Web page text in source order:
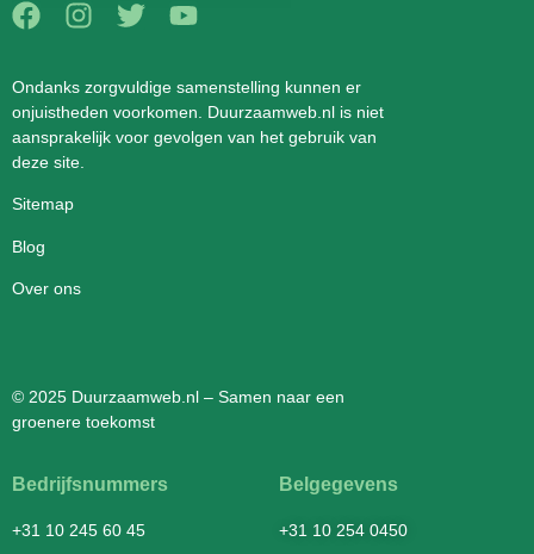
Ondanks zorgvuldige samenstelling kunnen er
onjuistheden voorkomen. Duurzaamweb.nl is niet
aansprakelijk voor gevolgen van het gebruik van
deze site.
Sitemap
Blog
Over ons
© 2025 Duurzaamweb.nl – Samen naar een
groenere toekomst
Bedrijfsnummers
+31 10 245 60 45
Belgegevens
+31 10 254 0450